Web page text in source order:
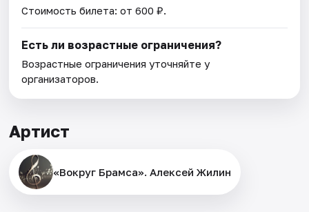
Стоимость билета: от 600 ₽.
Есть ли возрастные ограничения?
Возрастные ограничения уточняйте у
организаторов.
Артист
«Вокруг Брамса». Алексей Жилин